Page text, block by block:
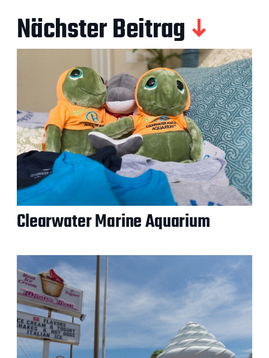
Nächster Beitrag
Clearwater Marine Aquarium